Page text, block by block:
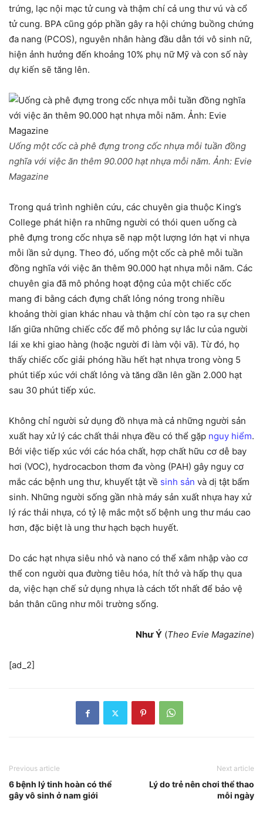
trứng, lạc nội mạc tử cung và thậm chí cả ung thư vú và cổ
tử cung. BPA cũng góp phần gây ra hội chứng buồng chứng
đa nang (PCOS), nguyên nhân hàng đầu dẫn tới vô sinh nữ,
hiện ảnh hưởng đến khoảng 10% phụ nữ Mỹ và con số này
dự kiến sẽ tăng lên.
Uống một cốc cà phê đựng trong cốc nhựa mỗi tuần đồng
nghĩa với việc ăn thêm 90.000 hạt nhựa mỗi năm. Ảnh: Evie
Magazine
Trong quá trình nghiên cứu, các chuyên gia thuộc King’s
College phát hiện ra những người có thói quen uống cà
phê đựng trong cốc nhựa sẽ nạp một lượng lớn hạt vi nhựa
mỗi lần sử dụng. Theo đó, uống một cốc cà phê mỗi tuần
đồng nghĩa với việc ăn thêm 90.000 hạt nhựa mỗi năm. Các
chuyên gia đã mô phỏng hoạt động của một chiếc cốc
mang đi bằng cách đựng chất lỏng nóng trong nhiều
khoảng thời gian khác nhau và thậm chí còn tạo ra sự chen
lấn giữa những chiếc cốc để mô phỏng sự lắc lư của người
lái xe khi giao hàng (hoặc người đi làm vội vã). Từ đó, họ
thấy chiếc cốc giải phóng hầu hết hạt nhựa trong vòng 5
phút tiếp xúc với chất lỏng và tăng dần lên gần 2.000 hạt
sau 30 phút tiếp xúc.
Không chỉ người sử dụng đồ nhựa mà cả những người sản
xuất hay xử lý các chất thải nhựa đều có thể gặp nguy hiểm.
Bởi việc tiếp xúc với các hóa chất, hợp chất hữu cơ dễ bay
hơi (VOC), hydrocacbon thơm đa vòng (PAH) gây nguy cơ
mắc các bệnh ung thư, khuyết tật về sinh sản và dị tật bẩm
sinh. Những người sống gần nhà máy sản xuất nhựa hay xử
lý rác thải nhựa, có tỷ lệ mắc một số bệnh ung thư máu cao
hơn, đặc biệt là ung thư hạch bạch huyết.
Do các hạt nhựa siêu nhỏ và nano có thể xâm nhập vào cơ
thể con người qua đường tiêu hóa, hít thở và hấp thụ qua
da, việc hạn chế sử dụng nhựa là cách tốt nhất để bảo vệ
bản thân cũng như môi trường sống.
Như Ý (Theo Evie Magazine)
[ad_2]
Previous article
6 bệnh lý tinh hoàn có thể
gây vô sinh ở nam giới
Next article
Lý do trẻ nên chơi thể thao
mỗi ngày